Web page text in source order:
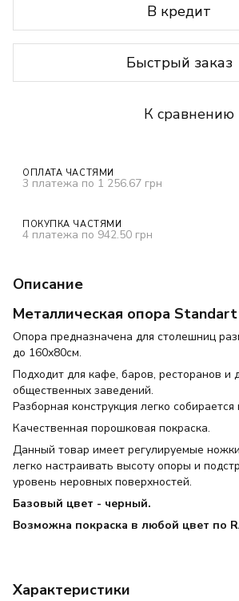
В кредит
Быстрый заказ
К сравнению
ОПЛАТА ЧАСТЯМИ
3 платежа по 1 256.67 грн
ПОКУПКА ЧАСТЯМИ
4 платежа по 942.50 грн
Описание
Металлическая опора
Опора предназначена для столешниц
до 160х80см.
Подходит для кафе, баров, ресторанов и
общественных заведений.
Разборная конструкция легко
Качественная порошковая покраска.
Данный товар имеет регулируемые
легко настраивать высоту опоры и
уровень неровных поверхностей.
Базовый цвет - черный.
Возможна покраска в любой цвет по
Характеристики